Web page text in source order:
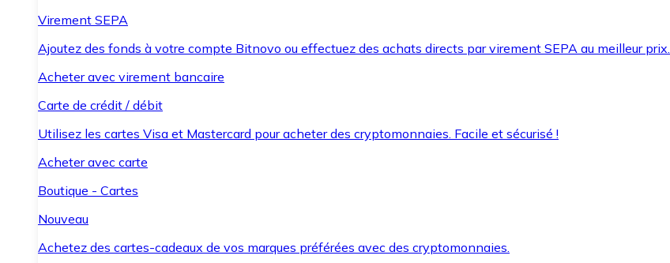
Virement SEPA
Ajoutez des fonds à votre compte Bitnovo ou effectuez des achats directs par virement SEPA au meilleur prix.
Acheter avec virement bancaire
Carte de crédit / débit
Utilisez les cartes Visa et Mastercard pour acheter des cryptomonnaies. Facile et sécurisé !
Acheter avec carte
Boutique - Cartes
Nouveau
Achetez des cartes-cadeaux de vos marques préférées avec des cryptomonnaies.